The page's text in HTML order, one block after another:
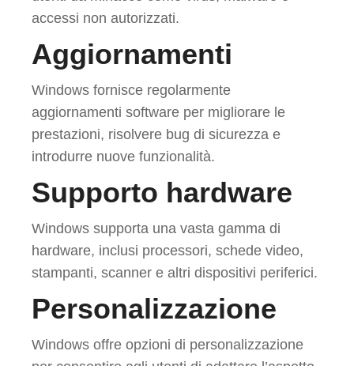
accessi non autorizzati.
Aggiornamenti
Windows fornisce regolarmente
aggiornamenti software per migliorare le
prestazioni, risolvere bug di sicurezza e
introdurre nuove funzionalità.
Supporto hardware
Windows supporta una vasta gamma di
hardware, inclusi processori, schede video,
stampanti, scanner e altri dispositivi periferici.
Personalizzazione
Windows offre opzioni di personalizzazione